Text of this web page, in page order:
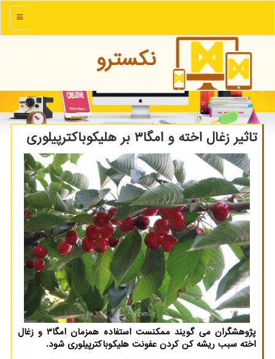
منو
نكسترو
تاثیر زغال اخته و امگا۳ بر هلیكوباكترپیلوری
پژوهشگران می گویند ممكنست استفاده همزمان امگا3 و زغال
اخته سبب ریشه كن كردن عفونت هلیكوباكترپیلوری شود.